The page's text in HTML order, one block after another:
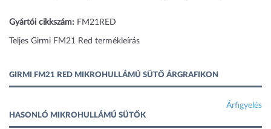
Gyártói cikkszám: FM21RED
Teljes Girmi FM21 Red termékleírás
GIRMI FM21 RED MIKROHULLÁMÚ SÜTŐ ÁRGRAFIKON
Árfigyelés
HASONLÓ MIKROHULLÁMÚ SÜTŐK